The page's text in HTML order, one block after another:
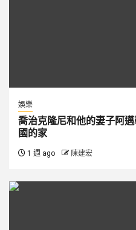
娛樂
喬治克隆尼和他的妻子阿
國的家
1 週 ago 陳建宏